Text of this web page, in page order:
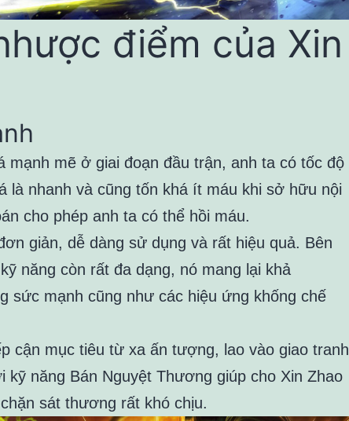
điểm của Xin
mạnh mẽ ở giai đoạn đầu trận, anh ta có tốc độ
là nhanh và cũng tốn khá ít máu khi sở hữu nội
cho phép anh ta có thể hồi máu.
giản, dễ dàng sử dụng và rất hiệu quả. Bên
năng còn rất đa dạng, nó mang lại khả
sức mạnh cũng như các hiệu ứng khống chế
cận mục tiêu từ xa ấn tượng, lao vào giao tranh
kỹ năng Bán Nguyệt Thương giúp cho Xin Zhao
sát thương rất khó chịu.